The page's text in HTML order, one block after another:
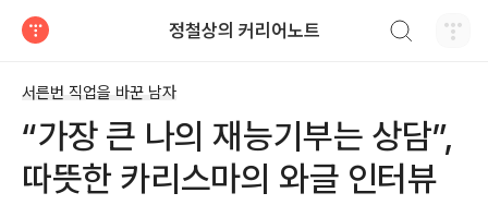
정철상의 커리어노트
서른번 직업을 바꾼 남자
“가장 큰 나의 재능기부는 상담”,
따뜻한 카리스마의 와글 인터뷰